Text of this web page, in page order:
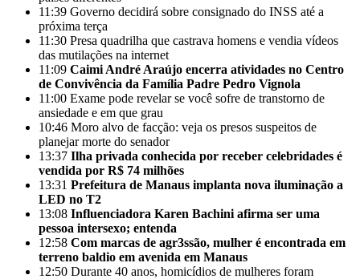
11:39 Governo decidirá sobre consignado do INSS até a
próxima terça
11:30 Presa quadrilha que castrava homens e vendia vídeos
das mutilações na internet
11:09 Caimi André Araújo encerra atividades no Centro
de Convivência da Família Padre Pedro Vignola
11:00 Exame pode revelar se você sofre de transtorno de
ansiedade e em que grau
10:46 Moro alvo de facção: veja os presos suspeitos de
planejar morte do senador
13:37 Ilha privada conhecida por receber celebridades é
vendida por R$ 74 milhões
13:31 Prefeitura de Manaus implanta nova iluminação a
LED no T2
13:08 Influenciadora Karen Bachini afirma ser uma
pessoa intersexo; entenda
12:58 Com marcas de agr3ssão, mulher é encontrada em
terreno baldio em avenida em Manaus
12:50 Durante 40 anos, homicídios de mulheres foram